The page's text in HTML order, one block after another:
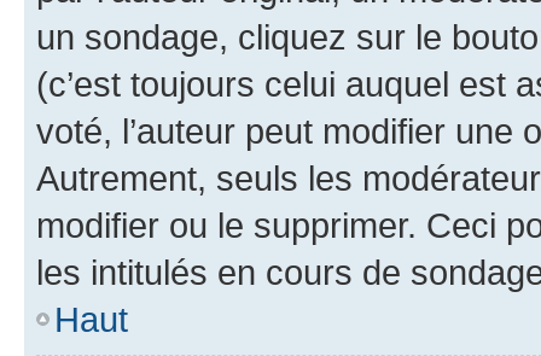
un sondage, cliquez sur le
(c’est toujours celui auquel est
voté, l’auteur peut modifier une
Autrement, seuls les
modifier ou le supprimer. Ceci
les intitulés en cours de
Haut